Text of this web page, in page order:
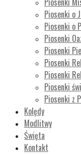
Piosenki o
Piosenki o
Piosenki
Piosenki
Piosenki
Piosenki
Piosenki
Piosenki z
Kolędy
Modlitwy
Święta
Kontakt